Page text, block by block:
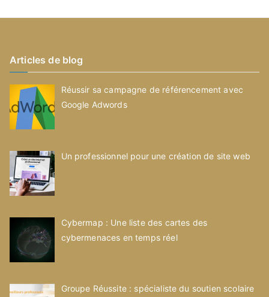
Articles de blog
Réussir sa campagne de référencement avec
Google Adwords
Un professionnel pour une création de site web
Cybermap : Une liste des cartes des
cybermenaces en temps réel
Groupe Réussite : spécialiste du soutien scolaire